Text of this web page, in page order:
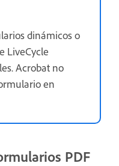
dinámicos o
LiveCycle
Acrobat no
en
PDF